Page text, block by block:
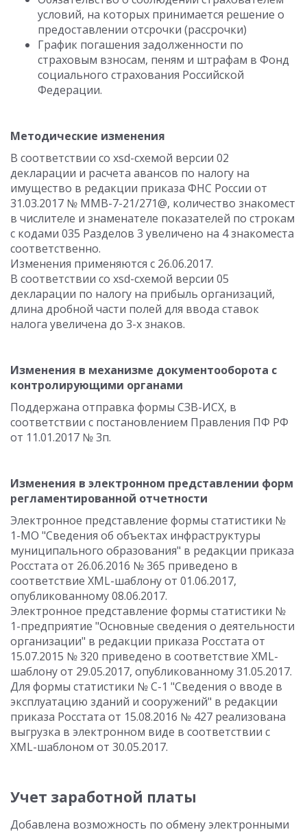
условий, на которых принимается решение о
предоставлении отсрочки (рассрочки)
График погашения задолженности по
страховым взносам, пеням и штрафам в Фонд
социального страхования Российской
Федерации.
Методические изменения
В соответствии со xsd-схемой версии 02
декларации и расчета авансов по налогу на
имущество в редакции приказа ФНС России от
31.03.2017 № ММВ-7-21/271@, количество знакомест
в числителе и знаменателе показателей по строкам
с кодами 035 Разделов 3 увеличено на 4 знакоместа
соответственно.
Изменения применяются с 26.06.2017.
В соответствии со xsd-схемой версии 05
декларации по налогу на прибыль организаций,
длина дробной части полей для ввода ставок
налога увеличена до 3-х знаков.
Изменения в механизме документооборота с
контролирующими органами
Поддержана отправка формы СЗВ-ИСХ, в
соответствии с постановлением Правления ПФ РФ
от 11.01.2017 № 3п.
Изменения в электронном представлении форм
регламентированной отчетности
Электронное представление формы статистики №
1-МО "Сведения об объектах инфраструктуры
муниципального образования" в редакции приказа
Росстата от 26.06.2016 № 365 приведено в
соответствие XML-шаблону от 01.06.2017,
опубликованному 08.06.2017.
Электронное представление формы статистики №
1-предприятие "Основные сведения о деятельности
организации" в редакции приказа Росстата от
15.07.2015 № 320 приведено в соответствие XML-
шаблону от 29.05.2017, опубликованному 31.05.2017.
Для формы статистики № С-1 "Сведения о вводе в
эксплуатацию зданий и сооружений" в редакции
приказа Росстата от 15.08.2016 № 427 реализована
выгрузка в электронном виде в соответствии с
XML-шаблоном от 30.05.2017.
Учет заработной платы
Добавлена возможность по обмену электронными